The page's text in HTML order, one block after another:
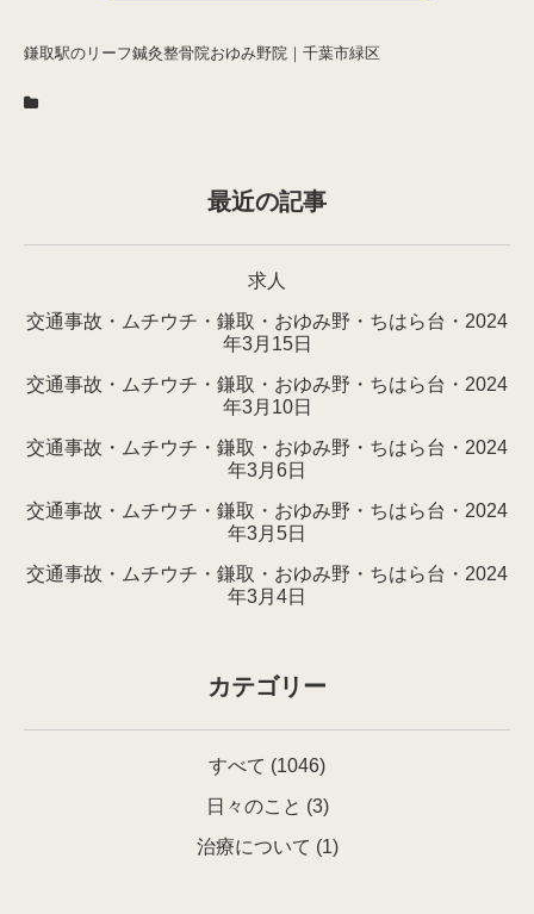
鎌取駅のリーフ鍼灸整骨院おゆみ野院｜千葉市緑区
最近の記事
求人
交通事故・ムチウチ・鎌取・おゆみ野・ちはら台・2024
年3月15日
交通事故・ムチウチ・鎌取・おゆみ野・ちはら台・2024
年3月10日
交通事故・ムチウチ・鎌取・おゆみ野・ちはら台・2024
年3月6日
交通事故・ムチウチ・鎌取・おゆみ野・ちはら台・2024
年3月5日
交通事故・ムチウチ・鎌取・おゆみ野・ちはら台・2024
年3月4日
カテゴリー
すべて (1046)
日々のこと (3)
治療について (1)